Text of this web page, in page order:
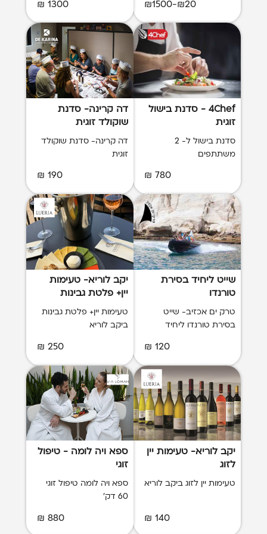
₪20-₪1500
1300 ₪
4Chef - סדנת בישול
זוגית
סדנת בישול ל- 2
משתתפים
780 ₪
דה קרינה- סדנת
שוקולד זוגית
דה קרינה- סדנת שוקולד
זוגית
190 ₪
שייט ליחיד בסירת
טורנדו
טרק ים אכזיב- שייט
בסירת טורנדו ליחיד
120 ₪
יקב לוריא- טעימות
יין+ פלטת גבינות
טעימות יין+ פלטת גבינות
ביקב לוריא
250 ₪
יקב לוריא- טעימות יין
לזוג
טעימות יין לזוג ביקב לוריא
140 ₪
ספא ויה לומה - טיפול
זוגי
ספא ויה לומה טיפול זוגי
60 דק'
880 ₪